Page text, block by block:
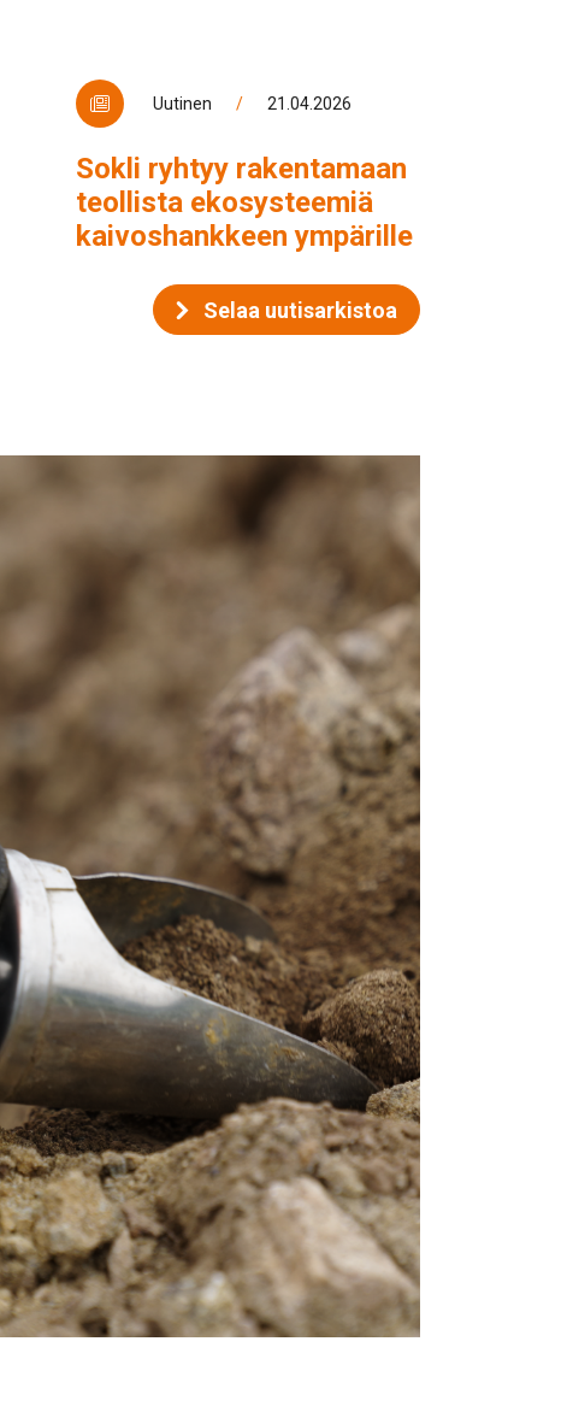
Uutinen / 21.04.2026
Sokli ryhtyy rakentamaan
teollista ekosysteemiä
kaivoshankkeen ympärille
Selaa uutisarkistoa